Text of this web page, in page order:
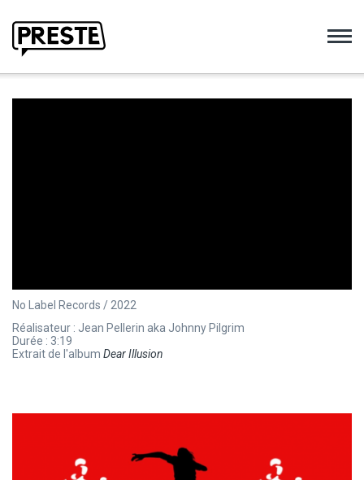
No Label Records / 2022
Réalisateur : Jean Pellerin aka Johnny Pilgrim
Durée : 3:19
Extrait de l'album Dear Illusion